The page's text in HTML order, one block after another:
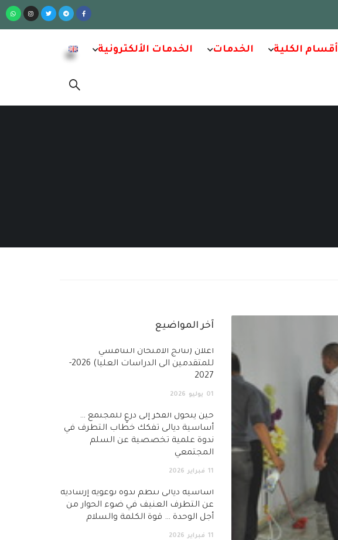
أقسام الكلية الخدمات الخدمات الألكترونية
آخر المواضيع
أعلان (نتائج الامتحان التنافسي
للمتقدمين الى الدراسات العليا) 2026-
2027
01 يوليو 2026
حين يتحول الفكر إلى درعٍ للمجتمع …
أساسية ديالى تفكك خطاب التطرف في
ندوة علمية تخصصية عن السلم
المجتمعي
11 فبراير 2026
أساسية ديالى تنظم ندوة توعوية إرشادية
عن التطرف العنيف في ضوء الحوار من
أجل الوحدة … قوة الكلمة والسلام
11 فبراير 2026